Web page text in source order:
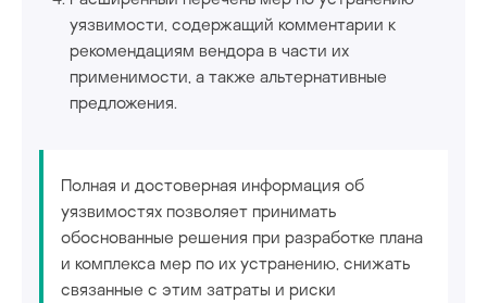
уязвимости, содержащий комментарии к
рекомендациям вендора в части их
применимости, а также альтернативные
предложения.
Полная и достоверная информация об
уязвимостях позволяет принимать
обоснованные решения при разработке плана
и комплекса мер по их устранению, снижать
связанные с этим затраты и риски